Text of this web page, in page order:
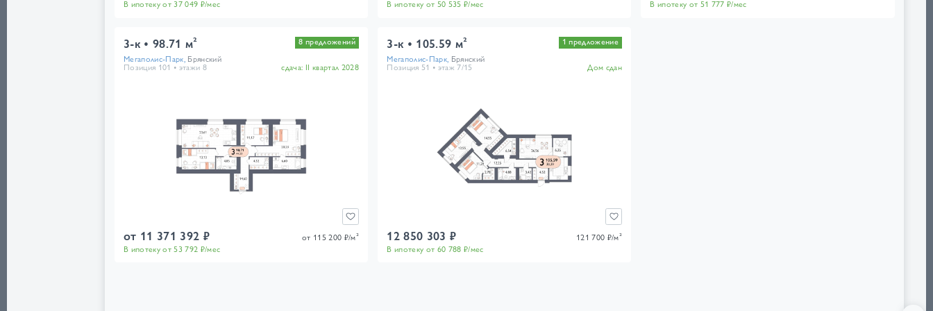
В ипотеку от 37 049 ₽/мес
В ипотеку от 50 535 ₽/мес
В ипотеку от 51 777 ₽/мес
3-к 98.71 м²
8 предложений
Мегаполис-Парк, Брянский
Позиция 101 этажи 8 сдача: II квартал 2028
от 11 371 392 ₽
от 115 200 ₽/м²
В ипотеку от 53 792 ₽/мес
3-к 105.59 м²
1 предложение
Мегаполис-Парк, Брянский
Позиция 51 этаж 7/15 Дом сдан
12 850 303 ₽
121 700 ₽/м²
В ипотеку от 60 788 ₽/мес